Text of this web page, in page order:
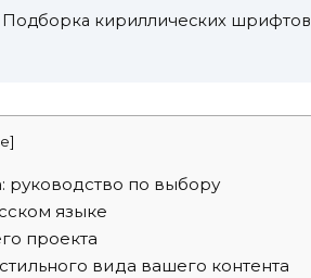
Подборка кириллических шрифтов
]
по выбору
языке
проекта
вида вашего контента